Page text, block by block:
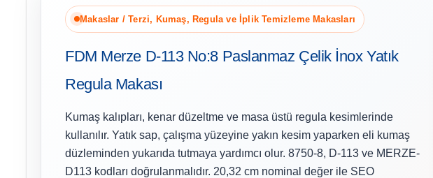
Makaslar / Terzi, Kumaş, Regula ve İplik Temizleme Makasları
FDM Merze D-113 No:8 Paslanmaz Çelik İnox Yatık
Regula Makası
Kumaş kalıpları, kenar düzeltme ve masa üstü regula kesimlerinde
kullanılır. Yatık sap, çalışma yüzeyine yakın kesim yaparken eli kumaş
düzleminden yukarıda tutmaya yardımcı olur. 8750-8, D-113 ve MERZE-
D113 kodları doğrulanmalıdır. 20,32 cm nominal değer ile SEO